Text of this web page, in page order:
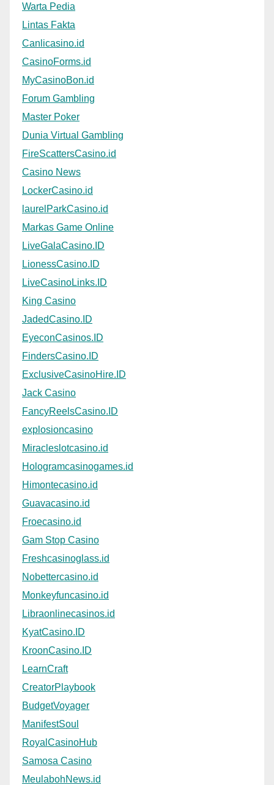
Warta Pedia
Lintas Fakta
Canlicasino.id
CasinoForms.id
MyCasinoBon.id
Forum Gambling
Master Poker
Dunia Virtual Gambling
FireScattersCasino.id
Casino News
LockerCasino.id
laurelParkCasino.id
Markas Game Online
LiveGalaCasino.ID
LionessCasino.ID
LiveCasinoLinks.ID
King Casino
JadedCasino.ID
EyeconCasinos.ID
FindersCasino.ID
ExclusiveCasinoHire.ID
Jack Casino
FancyReelsCasino.ID
explosioncasino
Miracleslotcasino.id
Hologramcasinogames.id
Himontecasino.id
Guavacasino.id
Froecasino.id
Gam Stop Casino
Freshcasinoglass.id
Nobettercasino.id
Monkeyfuncasino.id
Libraonlinecasinos.id
KyatCasino.ID
KroonCasino.ID
LearnCraft
CreatorPlaybook
BudgetVoyager
ManifestSoul
RoyalCasinoHub
Samosa Casino
MeulabohNews.id